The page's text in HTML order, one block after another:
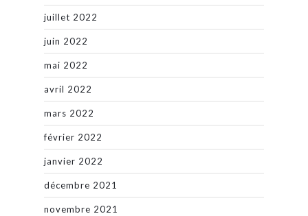
juillet 2022
juin 2022
mai 2022
avril 2022
mars 2022
février 2022
janvier 2022
décembre 2021
novembre 2021